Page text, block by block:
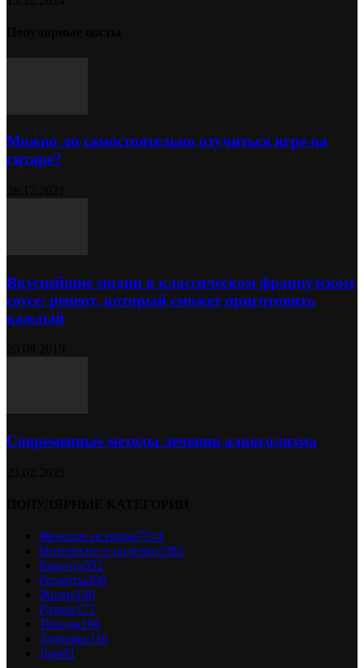
Можно ли самостоятельно отучиться игре на
гитаре?
Вкуснейшие мидии в классическом французском
соусе: рецепт, который сможет приготовить
каждый
Современные методы лечения алкоголизма
Женские истории7514
Интересно и полезно2382
Красота592
Рецепты499
Жизнь180
Разное171
Тренды166
Здоровье116
Дом81